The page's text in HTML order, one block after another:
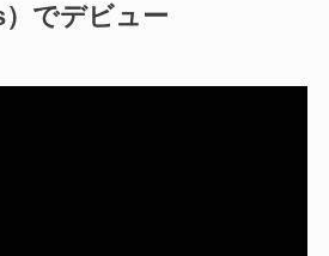
でデビュー